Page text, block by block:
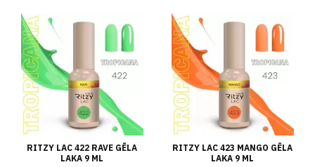
RITZY LAC 422 RAVE GĒLA
LAKA 9 ML
RITZY LAC 423 MANGO GĒLA
LAKA 9 ML